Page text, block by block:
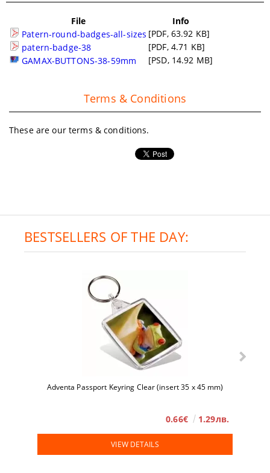
File
Info
Patern-round-badges-all-sizes [PDF, 63.92 KB]
patern-badge-38
[PDF, 4.71 KB]
GAMAX-BUTTONS-38-59mm
[PSD, 14.92 MB]
Terms & Conditions
These are our terms & conditions.
BESTSELLERS OF THE DAY:
Adventa Passport Keyring Clear (insert 35 x 45 mm)
0.66€ 1.29лв.
VIEW DETAILS